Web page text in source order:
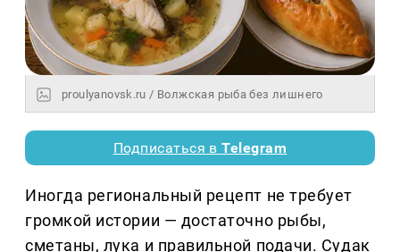
proulyanovsk.ru / Волжская рыба без лишнего
Подписаться вTelegram
Иногда региональный рецепт не требует
громкой истории — достаточно рыбы,
сметаны, лука и правильной подачи. Судак